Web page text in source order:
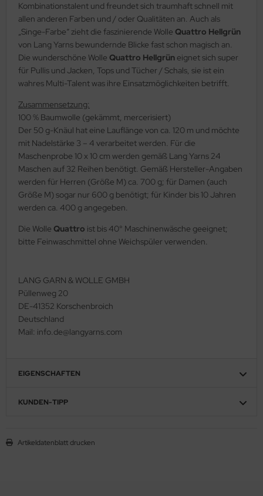
Kombinationstalent und freundet sich traumhaft schnell mit
allen anderen Farben und / oder Qualitäten an. Auch als
„Singe-Farbe“ zieht die faszinierende Wolle Quattro Hellgrün
von Lang Yarns bewundernde Blicke fast schon magisch an.
Die wunderschöne Wolle Quattro Hellgrün eignet sich super
für Pullis und Jacken, Tops und Tücher / Schals, sie ist ein
wahres Multi-Talent was ihre Einsatzmöglichkeiten betrifft.
Zusammensetzung:
100 % Baumwolle (gekämmt, mercerisiert)
Der 50 g-Knäul hat eine Lauflänge von ca. 120 m und möchte
mit Nadelstärke 3 – 4 verarbeitet werden. Für die
Maschenprobe 10 x 10 cm werden gemäß Lang Yarns 24
Maschen auf 32 Reihen benötigt. Gemäß Hersteller-Angaben
werden für Herren (Größe M) ca. 700 g; für Damen (auch
Größe M) sogar nur 600 g benötigt; für Kinder bis 10 Jahren
werden ca. 400 g angegeben.
Die Wolle Quattro ist bis 40° Maschinenwäsche geeignet;
bitte Feinwaschmittel ohne Weichspüler verwenden.
LANG GARN & WOLLE GMBH
Püllenweg 20
DE-41352 Korschenbroich
Deutschland
Mail: info.de@langyarns.com
EIGENSCHAFTEN
KUNDEN-TIPP
Artikeldatenblatt drucken